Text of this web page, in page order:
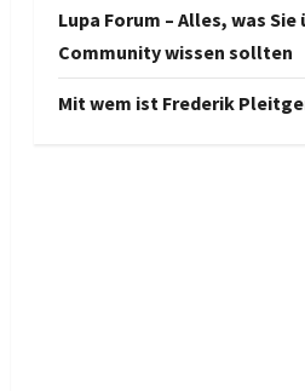
Lupa Forum – Alles, was
Community wissen sollten
Mit wem ist Frederik